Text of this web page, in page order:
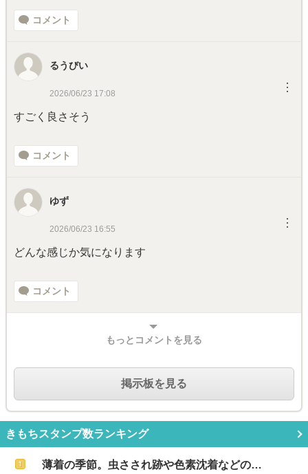
コメント
るうびい
2026/06/23 17:08 ︙
すごく良さそう
コメント
ゆず
2026/06/23 16:55 ︙
どんな感じか気になります
コメント
もっとコメントを見る
掲示板を見る
きもちスタンプ数ランキング
薄着の季節。虫さされ跡や色素沈着などの…